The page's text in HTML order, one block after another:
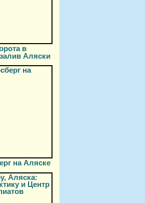
в
Аляски
на Аляске